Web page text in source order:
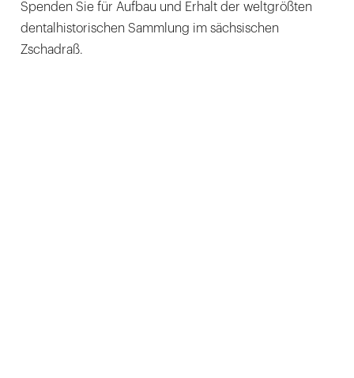
Spenden Sie für Aufbau und Erhalt der weltgrößten
dentalhistorischen Sammlung im sächsischen
Zschadraß.